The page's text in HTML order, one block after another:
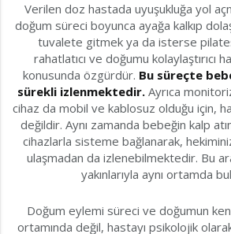
Verilen doz hastada uyuşukluğa yol
doğum süreci boyunca ayağa kalkıp
tuvalete gitmek ya da isterse
rahatlatıcı ve doğumu kolaylaştırıcı
konusunda özgürdür. Bu süreçte
sürekli izlenmektedir. Ayrıca
cihaz da mobil ve kablosuz olduğu için,
değildir. Aynı zamanda bebeğin kalp
cihazlarla sisteme bağlanarak,
ulaşmadan da izlenebilmektedir. Bu
yakınlarıyla aynı ortamda
Doğum eylemi süreci ve doğumun
ortamında değil, hastayı psikolojik